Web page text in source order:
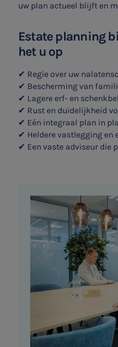
uw plan actueel blijft en
Estate planning
het u op
✔ Regie over uw
✔ Bescherming van
✔ Lagere erf- en
✔ Rust en duidelijkheid
✔ Eén integraal plan in
✔ Heldere vastlegging en
✔ Een vaste adviseur die